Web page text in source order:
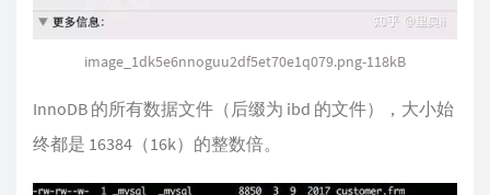
image_1dk5e6nnoguu2df5et70e1q079.png-118kB
InnoDB 的所有数据文件（后缀为 ibd 的文件），大小始
终都是 16384（16k）的整数倍。